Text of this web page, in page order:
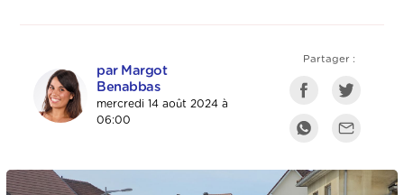
par Margot
Benabbas
mercredi 14 août 2024 à
06:00
Partager :